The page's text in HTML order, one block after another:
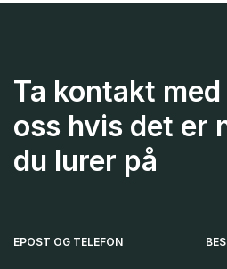
Ta kontakt med
oss hvis det er
du lurer på
EPOST OG TELEFON